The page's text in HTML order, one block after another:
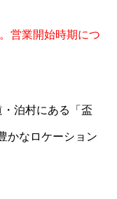
営業開始時期につ
泊村にある「盃
かなロケーション